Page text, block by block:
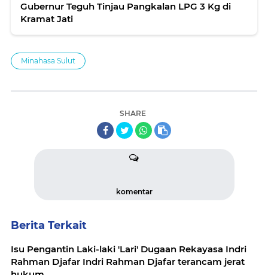
Gubernur Teguh Tinjau Pangkalan LPG 3 Kg di
Kramat Jati
Minahasa Sulut
SHARE
komentar
Berita Terkait
Isu Pengantin Laki-laki 'Lari' Dugaan Rekayasa Indri
Rahman Djafar Indri Rahman Djafar terancam jerat